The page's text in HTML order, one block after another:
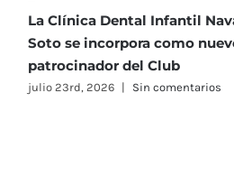
I Torneo Open Navarro Soto
julio 23rd, 2026 | Sin comentarios